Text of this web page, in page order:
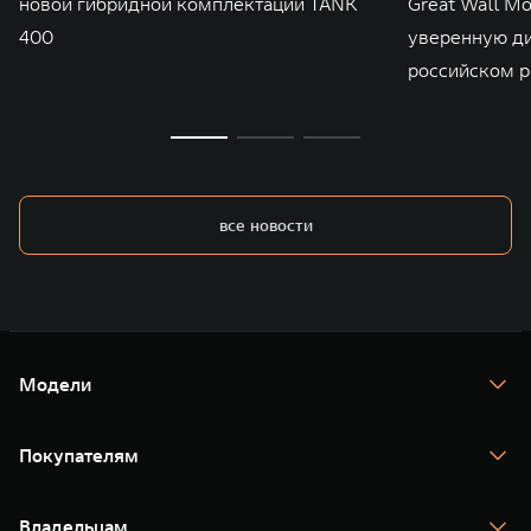
400
уверенную
российском
все новости
Модели
TANK 400
TANK 500
Покупателям
Тест-драйв
Владельцам